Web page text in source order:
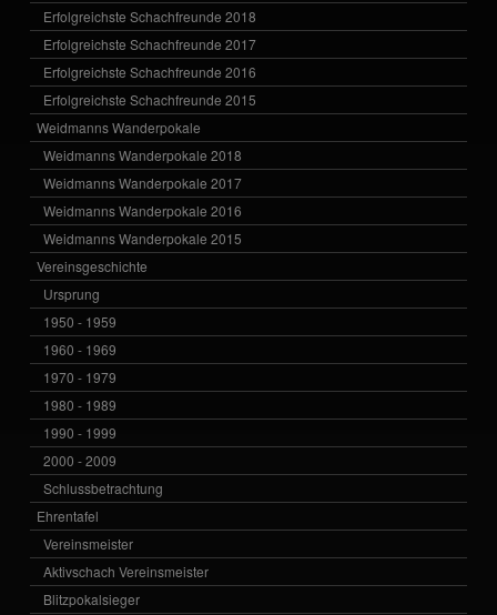
Erfolgreichste Schachfreunde 2018
Erfolgreichste Schachfreunde 2017
Erfolgreichste Schachfreunde 2016
Erfolgreichste Schachfreunde 2015
Weidmanns Wanderpokale
Weidmanns Wanderpokale 2018
Weidmanns Wanderpokale 2017
Weidmanns Wanderpokale 2016
Weidmanns Wanderpokale 2015
Vereinsgeschichte
Ursprung
1950 - 1959
1960 - 1969
1970 - 1979
1980 - 1989
1990 - 1999
2000 - 2009
Schlussbetrachtung
Ehrentafel
Vereinsmeister
Aktivschach Vereinsmeister
Blitzpokalsieger